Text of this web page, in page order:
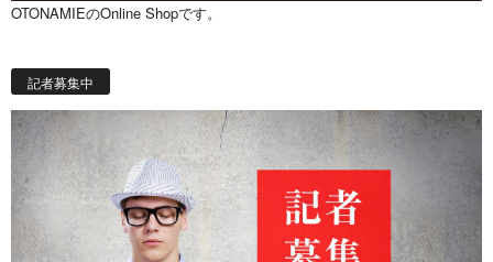
OTONAMIEのOnline Shopです。
記者募集中